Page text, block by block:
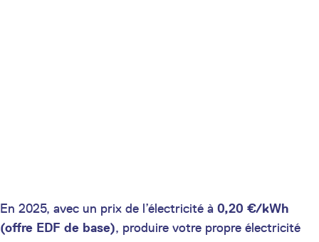
En 2025, avec un prix de l’électricité à 0,20 €/kWh
(offre EDF de base), produire votre propre électricité